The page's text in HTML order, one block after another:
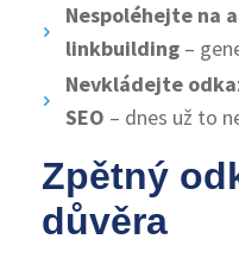
Nespoléhejte na
linkbuilding –
Nevkládejte
SEO – dnes už to
Zpětný
důvěra